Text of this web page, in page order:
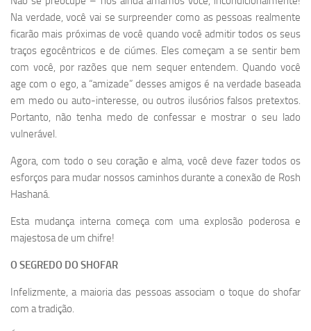
Na verdade, você vai se surpreender como as pessoas realmente
ficarão mais próximas de você quando você admitir todos os seus
traços egocêntricos e de ciúmes. Eles começam a se sentir bem
com você, por razões que nem sequer entendem. Quando você
age com o ego, a “amizade” desses amigos é na verdade baseada
em medo ou auto-interesse, ou outros ilusórios falsos pretextos.
Portanto, não tenha medo de confessar e mostrar o seu lado
vulnerável.
Agora, com todo o seu coração e alma, você deve fazer todos os
esforços para mudar nossos caminhos durante a conexão de Rosh
Hashaná.
Esta mudança interna começa com uma explosão poderosa e
majestosa de um chifre!
O SEGREDO DO SHOFAR
Infelizmente, a maioria das pessoas associam o toque do shofar
com a tradição.